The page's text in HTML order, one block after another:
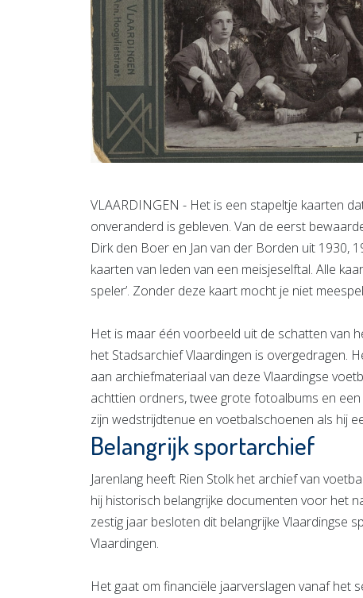
VLAARDINGEN - Het is een stapeltje kaarten
onveranderd is gebleven. Van de eerst
Dirk den Boer en Jan van der Borden uit 1930,
kaarten van leden van een meisjeselftal. Alle
speler’. Zonder deze kaart mocht je niet
Het is maar één voorbeeld uit de schatten van
het Stadsarchief Vlaardingen is overgedragen.
aan archiefmateriaal van deze Vlaardingse
achttien ordners, twee grote fotoalbums en
zijn wedstrijdtenue en voetbalschoenen als hij
Belangrijk sportarchief
Jarenlang heeft Rien Stolk het archief van
hij historisch belangrijke documenten voor het
zestig jaar besloten dit belangrijke Vlaardingse
Vlaardingen.
Het gaat om financiële jaarverslagen vanaf het